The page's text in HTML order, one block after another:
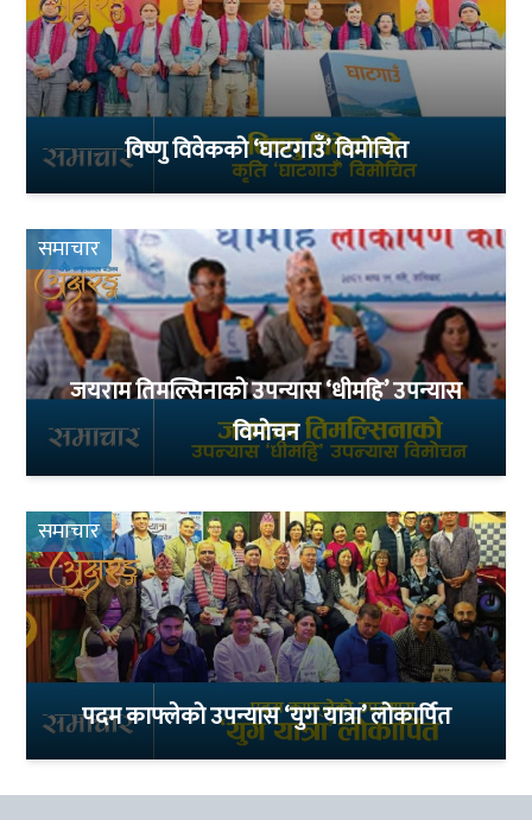
विष्णु विवेकको ‘घाटगाउँ’ विमोचित
समाचार
जयराम तिमल्सिनाको उपन्यास ‘धीमहि’ उपन्यास
विमोचन
समाचार
पदम काफ्लेको उपन्यास ‘युग यात्रा’ लोकार्पित